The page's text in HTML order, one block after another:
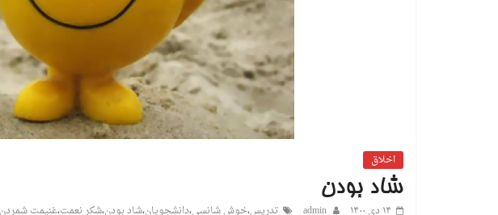
اخلاق
شاد بودن
۱۴ دی ۱۴۰۰ admin تدریس،خوش شانسی،دانشجویان،شاد بودن،شکر نعمت،غنیمت